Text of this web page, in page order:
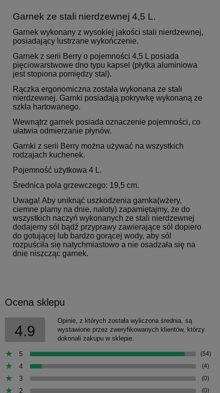
Garnek ze stali nierdzewnej 4,5 L.
Garnek wykonany z wysokiej jakości stali nierdzewnej,
posiadający lustrzane wykończenie.
Garnek z serii Berry o pojemności 4,5 L posiada
pięciowarstwowe dno typu kapsel (płytka aluminiowa
jest stopiona pomiędzy stal).
Rączka ergonomiczna została wykonana ze stali
nierdzewnej. Garnki posiadają pokrywkę wykonaną ze
szkła hartowanego.
Wewnątrz garnek posiada oznaczenie pojemności, co
ułatwia odmierzanie płynów.
Garnki z serii Berry można używać na wszystkich
rodzajach kuchenek.
Pojemność użytkowa 4 L.
Średnica pola grzewczego: 19,5 cm.
Uwaga! Aby uniknąć uszkodzenia garnka(wżery,
ciemne plamy na dnie, naloty) zapamiętajmy, że do
wszystkich naczyń wykonanych ze stali nierdzewnej
dodajemy sól bądź przyprawy zawierające sól dopiero
do gotującej lub bardzo gorącej wody, aby sól
rozpuściła się natychmiastowo a nie osadzała się na
dnie niszcząc garnek.
Ocena sklepu
4.9
Opinie, z których została wyliczona średnia, są
wystawione przez zweryfikowanych klientów, którzy
dokonali zakupu w sklepie.
5 (54)
4 (4)
3 (0)
2 (0)